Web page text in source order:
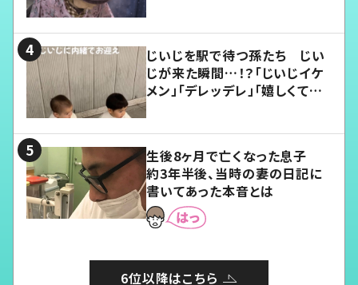
じいじを駅で待つ孫たち じい
じが来た瞬間…！？「じいじイケ
メン」「デレッデレ」「嬉しくて可
生後8ヶ月で亡くなった息子
約3年半後、当時の妻の日記に
書いてあった本音とは
6位以降はこちら